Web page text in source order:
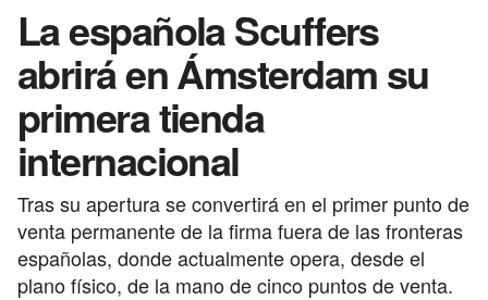
La española Scuffers
abrirá en Ámsterdam su
primera tienda
internacional
Tras su apertura se convertirá en el primer punto de
venta permanente de la firma fuera de las fronteras
españolas, donde actualmente opera, desde el
plano físico, de la mano de cinco puntos de venta.